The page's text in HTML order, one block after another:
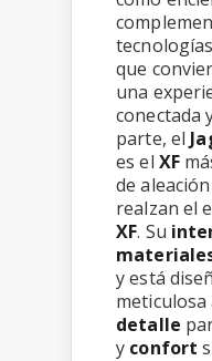
que
una
conectada
parte, el
es el XF
de
realzan el
XF. Su
y está
detalle
y confort